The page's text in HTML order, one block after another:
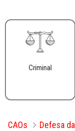
Criminal
CAOs
Defesa